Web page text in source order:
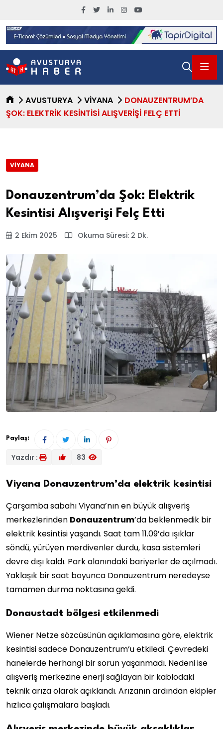
AVUSTURYA VIYANA
DONAUZENTRUM’DA
ŞOK: ELEKTRIK KESINTISI ALIŞVERIŞI FELÇ ETTI
VIYANA
Donauzentrum’da Şok: Elektrik
Kesintisi Alışverişi Felç Etti
2 Ekim 2025 Okuma Süresi: 2 Dk.
Paylaş:
Yazdır : 83
Viyana Donauzentrum’da elektrik kesintisi
Çarşamba sabahı Viyana’nın en büyük alışveriş
merkezlerinden Donauzentrum’da beklenmedik bir
elektrik kesintisi yaşandı. Saat tam 11.09’da ışıklar
söndü, yürüyen merdivenler durdu, kasa sistemleri
devre dışı kaldı. Park alanındaki bariyerler de açılmadı.
Yaklaşık bir saat boyunca Donauzentrum neredeyse
tamamen durma noktasına geldi.
Donaustadt bölgesi etkilenmedi
Wiener Netze sözcüsünün açıklamasına göre, elektrik
kesintisi sadece Donauzentrum’u etkiledi. Çevredeki
hanelerde herhangi bir sorun yaşanmadı. Nedeni ise
alışveriş merkezine enerji sağlayan bir kablodaki
teknik arıza olarak açıklandı. Arızanın ardından ekipler
hızlıca çalışmalara başladı.